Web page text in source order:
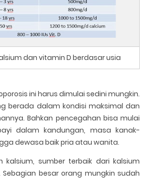
dan vitamin D berdasar usia
ini harus dimulai sedini mungkin.
berada dalam kondisi maksimal dan
Bahkan pencegahan bisa mulai
dalam kandungan, masa kanak-
dewasa baik pria atau wanita.
kalsium, sumber terbaik dari kalsium
besar orang mungkin sudah